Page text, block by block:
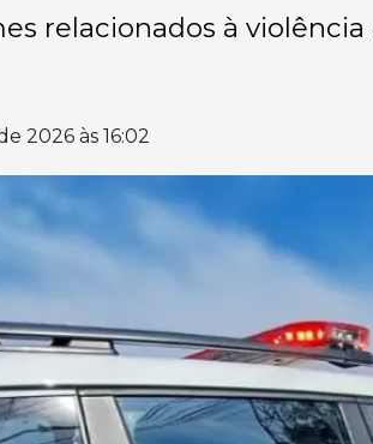
relacionados à
2026 às 16:02